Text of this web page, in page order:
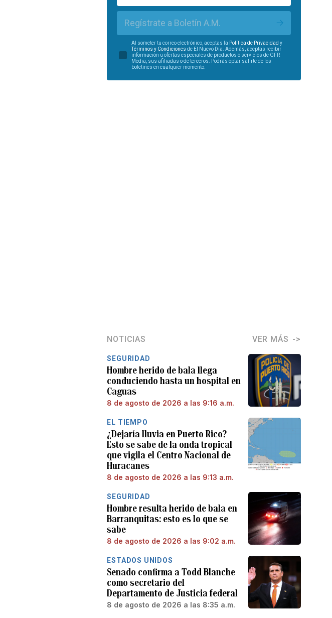
Regístrate a Boletín A.M.
Al someter tu correo electrónico, aceptas la Política de Privacidad y
Términos y Condiciones de El Nuevo Día. Además, aceptas recibir
información u ofertas especiales de productos o servicios de GFR
Media, sus afiliadas o de terceros. Podrás optar salirte de los
boletines en cualquier momento.
NOTICIAS VER MÁS
SEGURIDAD
Hombre herido de bala llega
conduciendo hasta un hospital en
Caguas
8 de agosto de 2026 a las 9:16 a.m.
EL TIEMPO
¿Dejaría lluvia en Puerto Rico?
Esto se sabe de la onda tropical
que vigila el Centro Nacional de
Huracanes
8 de agosto de 2026 a las 9:13 a.m.
SEGURIDAD
Hombre resulta herido de bala en
Barranquitas: esto es lo que se
sabe
8 de agosto de 2026 a las 9:02 a.m.
ESTADOS UNIDOS
Senado confirma a Todd Blanche
como secretario del
Departamento de Justicia federal
8 de agosto de 2026 a las 8:35 a.m.